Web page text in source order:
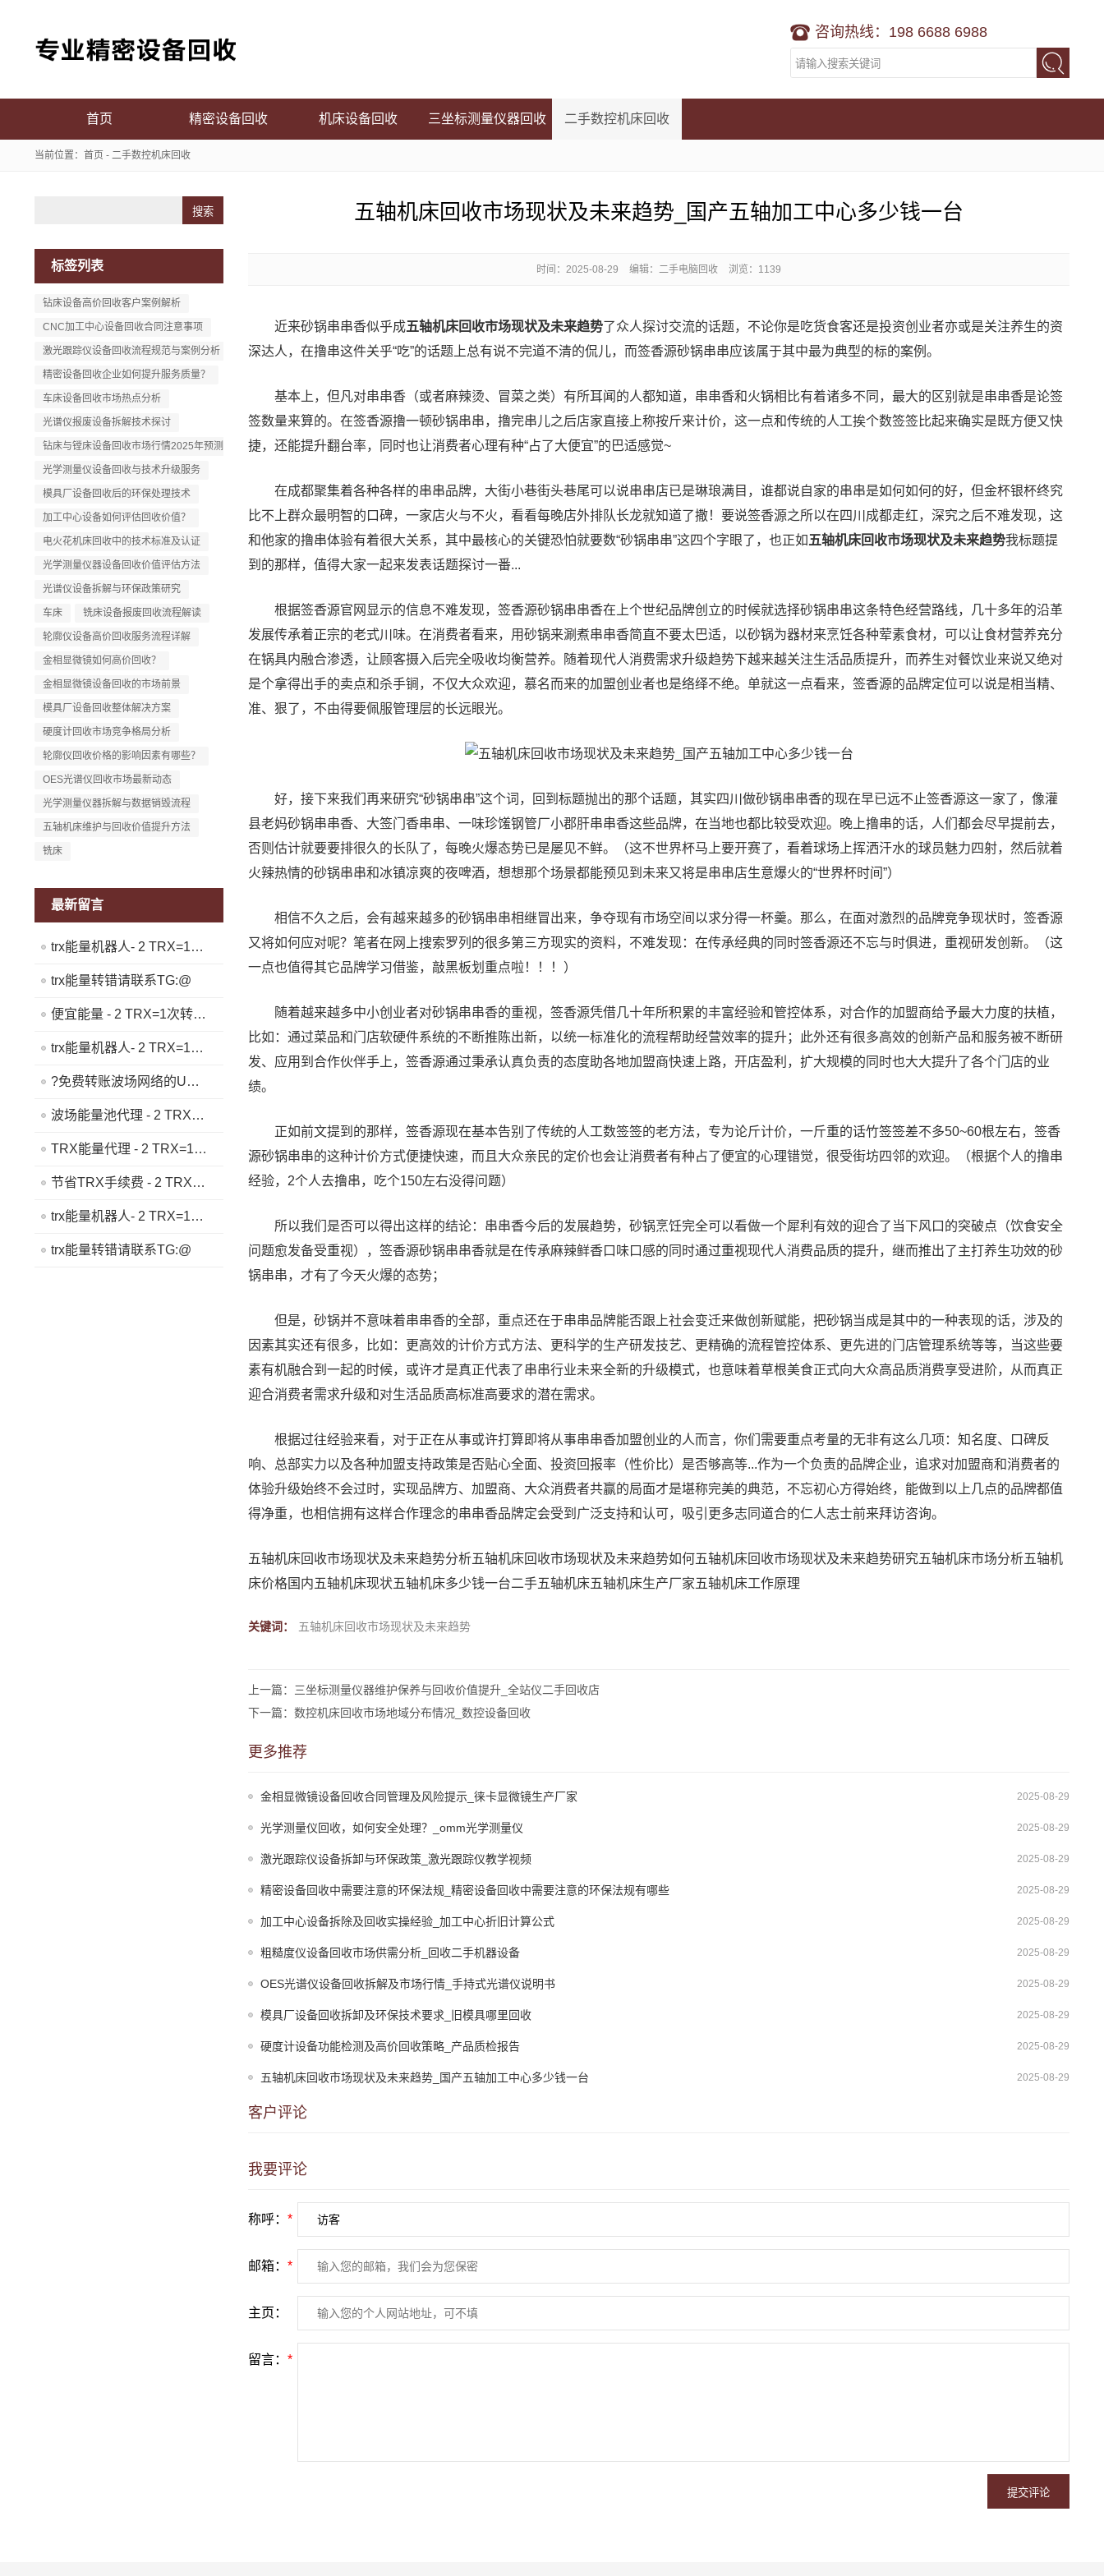
咨询热线：198 6688 6988
首页 精密设备回收 机床设备回收 三坐标测量仪器回收 二手数控机床回收
当前位置： 首页 - 二手数控机床回收
标签列表
钻床设备高价回收客户案例解析
CNC加工中心设备回收合同注意事项
激光跟踪仪设备回收流程规范与案例分析
精密设备回收企业如何提升服务质量？
车床设备回收市场热点分析
光谱仪报废设备拆解技术探讨
钻床与镗床设备回收市场行情2025年预测
光学测量仪设备回收与技术升级服务
模具厂设备回收后的环保处理技术
加工中心设备如何评估回收价值？
电火花机床回收中的技术标准及认证
光学测量仪器设备回收价值评估方法
光谱仪设备拆解与环保政策研究
车床 铣床设备报废回收流程解读
轮廓仪设备高价回收服务流程详解
金相显微镜如何高价回收？
金相显微镜设备回收的市场前景
模具厂设备回收整体解决方案
硬度计回收市场竞争格局分析
轮廓仪回收价格的影响因素有哪些？
OES光谱仪回收市场最新动态
光学测量仪器拆解与数据销毁流程
五轴机床维护与回收价值提升方法
铣床
最新留言
trx能量机器人- 2 TRX=1次转账次数 直接节省80%!无视对方有没有U或者是否交易所,低于 2 TRX的都是钓鱼的骗子- 复制地址【THXfhfV6ThhYzt7d8mm4KL3dE5LWBbwb3s】转 2 TRX即可0手续费转账!TG机器人: @jzzTRXbot 官网: https://jzztrx.com
trx能量转错请联系TG:@
便宜能量 - 2 TRX=1次转账次数 直接节省80%!无视对方有没有U或者是否交易所,低于 2 TRX的都是钓鱼的骗子- 复制地址【THXfhfV6ThhYzt7d8mm4KL3dE5LWBbwb3s】转 2 TRX即可0手续费转账!TG机器人: @jzzTRXbot 官网: https://jzztrx.com
trx能量机器人- 2 TRX=1次转账次数 直接节省80%!无视对方有没有U或者是否交易所,低于 2 TRX的都是钓鱼的骗子- 复制地址【THXfhfV6ThhYzt7d8mm4KL3dE5LWBbwb3s】转 2 TRX即可0手续费转账!TG机器人: @jzzTRXbot 官网: https://jzztrx.com
?免费转账波场网络的USDT - 2 TRX=1次转账次数 直接节省80%!无视对方有没有U或者是否交易所,低于 2 TRX的都是钓鱼的骗子- 复制地址【THXfhfV6ThhYzt7d8mm4KL3dE5LWBbwb3s】转 2 TRX即可0手续费转账!TG机器人: @jzzTRXbot 官网: https://jzztrx.com
波场能量池代理 - 2 TRX=1次转账次数 直接节省80%!无视对方有没有U或者是否交易所,低于 2 TRX的都是钓鱼的骗子- 复制地址【THXfhfV6ThhYzt7d8mm4KL3dE5LWBbwb3s】转 2 TRX即可0手续费转账!TG机器人: @jzzTRXbot 官网: https://jzztrx.com
TRX能量代理 - 2 TRX=1次转账次数 直接节省80%!无视对方有没有U或者是否交易所,低于 2 TRX的都是钓鱼的骗子- 复制地址【THXfhfV6ThhYzt7d8mm4KL3dE5LWBbwb3s】转 2 TRX即可0手续费转账!TG机器人: @jzzTRXbot 官网: https://jzztrx.com
节省TRX手续费 - 2 TRX=1次转账次数 直接节省80%!无视对方有没有U或者是否交易所,低于 2 TRX的都是钓鱼的骗子- 复制地址【THXfhfV6ThhYzt7d8mm4KL3dE5LWBbwb3s】转 2 TRX即可0手续费转账!TG机器人: @jzzTRXbot 官网: https://jzztrx.com
trx能量机器人- 2 TRX=1次转账次数 直接节省80%!无视对方有没有U或者是否交易所,低于 2 TRX的都是钓鱼的骗子- 复制地址【THXfhfV6ThhYzt7d8mm4KL3dE5LWBbwb3s】转 2 TRX即可0手续费转账!TG机器人: @jzzTRXbot 官网: https://jzztrx.com
trx能量转错请联系TG:@
五轴机床回收市场现状及未来趋势_国产五轴加工中心多少钱一台
时间： 2025-08-29 编辑：二手电脑回收 浏览：1139
近来砂锅串串香似乎成五轴机床回收市场现状及未来趋势了众人探讨交流的话题，不论你是吃货食客还是投资创业者亦或是关注养生的资
深达人，在撸串这件关乎“吃”的话题上总有说不完道不清的侃儿，而签香源砂锅串串应该属于其中最为典型的标的案例。
基本上，但凡对串串香（或者麻辣烫、冒菜之类）有所耳闻的人都知道，串串香和火锅相比有着诸多不同，最大的区别就是串串香是论签
签数量来算的。在签香源撸一顿砂锅串串，撸完串儿之后店家直接上称按斤来计价，这一点和传统的人工挨个数签签比起来确实是既方便又快
捷，还能提升翻台率，同时也让消费者心理有种“占了大便宜”的巴适感觉~
在成都聚集着各种各样的串串品牌，大街小巷街头巷尾可以说串串店已是琳琅满目，谁都说自家的串串是如何如何的好，但金杯银杯终究
比不上群众最明智的口碑，一家店火与不火，看看每晚店外排队长龙就知道了撒！要说签香源之所以在四川成都走红，深究之后不难发现，这
和他家的撸串体验有着很大关系，其中最核心的关键恐怕就要数“砂锅串串”这四个字眼了，也正如 五轴机床回收市场现状及未来趋势我标题提
到的那样，值得大家一起来发表话题探讨一番...
根据签香源官网显示的信息不难发现，签香源砂锅串串香在上个世纪品牌创立的时候就选择砂锅串串这条特色经营路线，几十多年的沿革
发展传承着正宗的老式川味。在消费者看来，用砂锅来涮煮串串香简直不要太巴适，以砂锅为器材来烹饪各种荤素食材，可以让食材营养充分
在锅具内融合渗透，让顾客摄入后完全吸收均衡营养。随着现代人消费需求升级趋势下越来越关注生活品质提升，而养生对餐饮业来说又绝对
是个拿得出手的卖点和杀手锏，不仅大众欢迎，慕名而来的加盟创业者也是络绎不绝。单就这一点看来，签香源的品牌定位可以说是相当精、
准、狠了，不由得要佩服管理层的长远眼光。
好，接下来我们再来研究“砂锅串串”这个词，回到标题抛出的那个话题，其实四川做砂锅串串香的现在早已远不止签香源这一家了，像灌
县老妈砂锅串串香、大签门香串串、一味珍馐钢管厂小郡肝串串香这些品牌，在当地也都比较受欢迎。晚上撸串的话，人们都会尽早提前去，
否则估计就要要排很久的长队了，每晚火爆态势已是屡见不鲜。（这不世界杯马上要开赛了，看着球场上挥洒汗水的球员魅力四射，然后就着
火辣热情的砂锅串串和冰镇凉爽的夜啤酒，想想那个场景都能预见到未来又将是串串店生意爆火的“世界杯时间”）
相信不久之后，会有越来越多的砂锅串串相继冒出来，争夺现有市场空间以求分得一杯羹。那么，在面对激烈的品牌竞争现状时，签香源
又将如何应对呢？笔者在网上搜索罗列的很多第三方现实的资料，不难发现：在传承经典的同时签香源还不忘与时俱进，重视研发创新。（这
一点也值得其它品牌学习借鉴，敲黑板划重点啦！！！）
随着越来越多中小创业者对砂锅串串香的重视，签香源凭借几十年所积累的丰富经验和管控体系，对合作的加盟商给予最大力度的扶植，
比如：通过菜品和门店软硬件系统的不断推陈出新，以统一标准化的流程帮助经营效率的提升；此外还有很多高效的创新产品和服务被不断研
发、应用到合作伙伴手上，签香源通过秉承认真负责的态度助各地加盟商快速上路，开店盈利，扩大规模的同时也大大提升了各个门店的业
绩。
正如前文提到的那样，签香源现在基本告别了传统的人工数签签的老方法，专为论斤计价，一斤重的话竹签签差不多50~60根左右，签香
源砂锅串串的这种计价方式便捷快速，而且大众亲民的定价也会让消费者有种占了便宜的心理错觉，很受街坊四邻的欢迎。（根据个人的撸串
经验，2个人去撸串，吃个150左右没得问题）
所以我们是否可以得出这样的结论：串串香今后的发展趋势，砂锅烹饪完全可以看做一个犀利有效的迎合了当下风口的突破点（饮食安全
问题愈发备受重视），签香源砂锅串串香就是在传承麻辣鲜香口味口感的同时通过重视现代人消费品质的提升，继而推出了主打养生功效的砂
锅串串，才有了今天火爆的态势；
但是，砂锅并不意味着串串香的全部，重点还在于串串品牌能否跟上社会变迁来做创新赋能，把砂锅当成是其中的一种表现的话，涉及的
因素其实还有很多，比如：更高效的计价方式方法、更科学的生产研发技艺、更精确的流程管控体系、更先进的门店管理系统等等，当这些要
素有机融合到一起的时候，或许才是真正代表了串串行业未来全新的升级模式，也意味着草根美食正式向大众高品质消费享受进阶，从而真正
迎合消费者需求升级和对生活品质高标准高要求的潜在需求。
根据过往经验来看，对于正在从事或许打算即将从事串串香加盟创业的人而言，你们需要重点考量的无非有这么几项：知名度、口碑反
响、总部实力以及各种加盟支持政策是否贴心全面、投资回报率（性价比）是否够高等...作为一个负责的品牌企业，追求对加盟商和消费者的
体验升级始终不会过时，实现品牌方、加盟商、大众消费者共赢的局面才是堪称完美的典范，不忘初心方得始终，能做到以上几点的品牌都值
得净重，也相信拥有这样合作理念的串串香品牌定会受到广泛支持和认可，吸引更多志同道合的仁人志士前来拜访咨询。
五轴机床回收市场现状及未来趋势分析五轴机床回收市场现状及未来趋势如何五轴机床回收市场现状及未来趋势研究五轴机床市场分析五轴机
床价格国内五轴机床现状五轴机床多少钱一台二手五轴机床五轴机床生产厂家五轴机床工作原理
关键词： 五轴机床回收市场现状及未来趋势
上一篇：三坐标测量仪器维护保养与回收价值提升_全站仪二手回收店
下一篇：数控机床回收市场地域分布情况_数控设备回收
更多推荐
2025-08-29
金相显微镜设备回收合同管理及风险提示_徕卡显微镜生产厂家
2025-08-29
光学测量仪回收，如何安全处理？_omm光学测量仪
2025-08-29
激光跟踪仪设备拆卸与环保政策_激光跟踪仪教学视频
2025-08-29
精密设备回收中需要注意的环保法规_精密设备回收中需要注意的环保法规有哪些
2025-08-29
加工中心设备拆除及回收实操经验_加工中心折旧计算公式
2025-08-29
粗糙度仪设备回收市场供需分析_回收二手机器设备
2025-08-29
OES光谱仪设备回收拆解及市场行情_手持式光谱仪说明书
2025-08-29
模具厂设备回收拆卸及环保技术要求_旧模具哪里回收
2025-08-29
硬度计设备功能检测及高价回收策略_产品质检报告
2025-08-29
五轴机床回收市场现状及未来趋势_国产五轴加工中心多少钱一台
客户评论
我要评论
称呼： *
邮箱： *
主页：
留言： *